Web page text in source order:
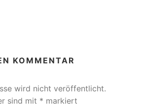
KOMMENTAR
wird nicht veröffentlicht.
sind mit * markiert